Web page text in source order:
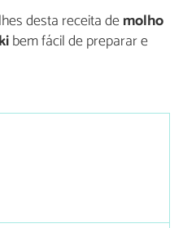
desta receita demolho
bem fácil de preparar e